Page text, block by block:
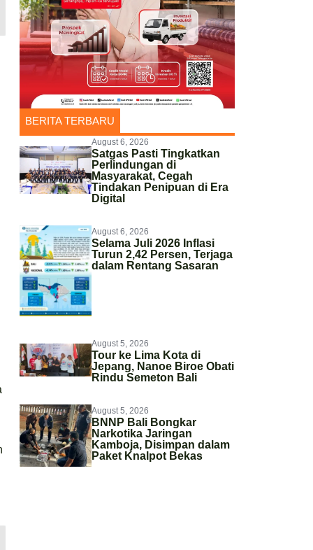
BERITA TERBARU
August 6, 2026
Satgas Pasti Tingkatkan
Perlindungan di
Masyarakat, Cegah
Tindakan Penipuan di Era
Digital
August 6, 2026
Selama Juli 2026 Inflasi
Turun 2,42 Persen, Terjaga
dalam Rentang Sasaran
August 5, 2026
Tour ke Lima Kota di
Jepang, Nanoe Biroe Obati
Rindu Semeton Bali
August 5, 2026
BNNP Bali Bongkar
Narkotika Jaringan
Kamboja, Disimpan dalam
Paket Knalpot Bekas